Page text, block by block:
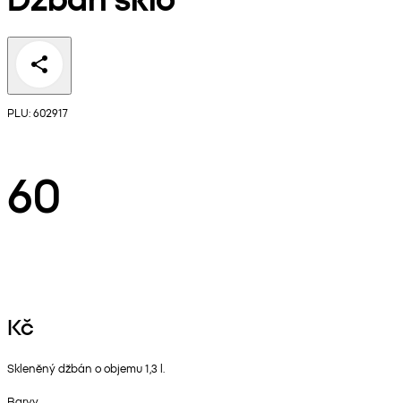
PLU: 602917
60
Kč
Skleněný džbán o objemu 1,3 l.